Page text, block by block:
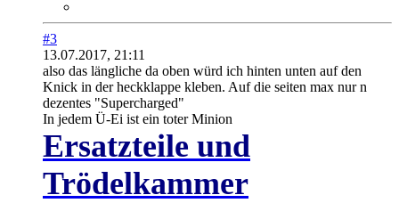
#3
13.07.2017, 21:11
also das längliche da oben würd ich hinten unten auf den
Knick in der heckklappe kleben. Auf die seiten max nur n
dezentes "Supercharged"
In jedem Ü-Ei ist ein toter Minion
Ersatzteile und
Trödelkammer